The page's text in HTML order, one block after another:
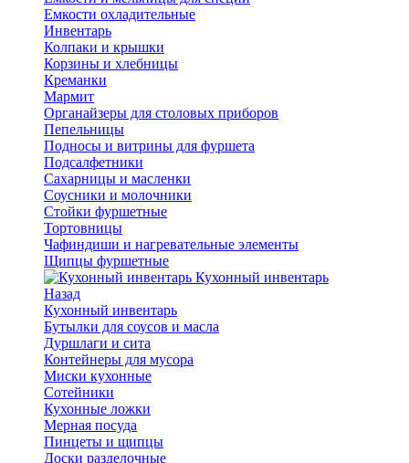
Емкости охладительные
Инвентарь
Колпаки и крышки
Корзины и хлебницы
Креманки
Мармит
Органайзеры для столовых приборов
Пепельницы
Подносы и витрины для фуршета
Подсалфетники
Сахарницы и масленки
Соусники и молочники
Стойки фуршетные
Тортовницы
Чафиндиши и нагревательные элементы
Щипцы фуршетные
Кухонный инвентарь
Назад
Кухонный инвентарь
Бутылки для соусов и масла
Дуршлаги и сита
Контейнеры для мусора
Миски кухонные
Сотейники
Кухонные ложки
Мерная посуда
Пинцеты и щипцы
Доски разделочные